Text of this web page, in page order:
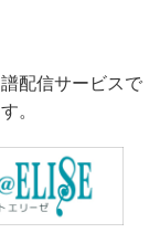
配信サービスで
。